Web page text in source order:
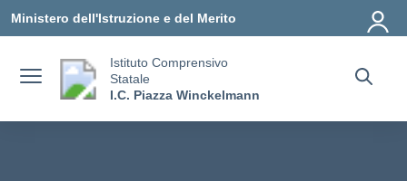
Ministero dell'Istruzione e del Merito
Istituto Comprensivo
Statale
I.C. Piazza Winckelmann